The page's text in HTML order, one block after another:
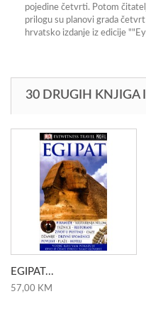
pojedine četvrti. Potom
prilogu su planovi grada
hrvatsko izdanje iz edicije
30 DRUGIH KNJIGA
EGIPAT...
57,00 KM